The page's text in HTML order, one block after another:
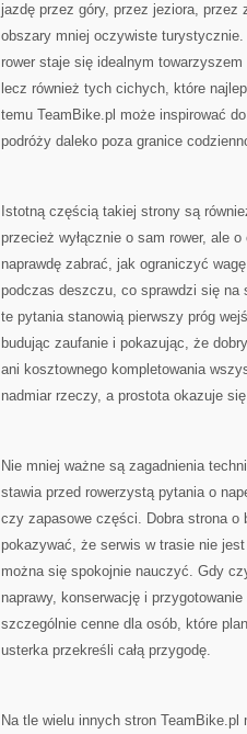
jazdę przez góry, przez jeziora, przez
obszary mniej oczywiste
rower staje się idealnym
lecz również tych cichych, które
temu TeamBike.pl może inspirować
podróży daleko poza granice
Istotną częścią takiej strony są
przecież wyłącznie o sam rower, ale
naprawdę zabrać, jak ograniczyć
podczas deszczu, co sprawdzi się na
te pytania stanowią pierwszy próg
budując zaufanie i pokazując, że
ani kosztownego kompletowania
nadmiar rzeczy, a prostota okazuje
Nie mniej ważne są zagadnienia
stawia przed rowerzystą pytania o
czy zapasowe części. Dobra strona o
pokazywać, że serwis w trasie nie
można się spokojnie nauczyć. Gdy
naprawy, konserwację i
szczególnie cenne dla osób, które
usterka przekreśli całą przygodę.
Na tle wielu innych stron